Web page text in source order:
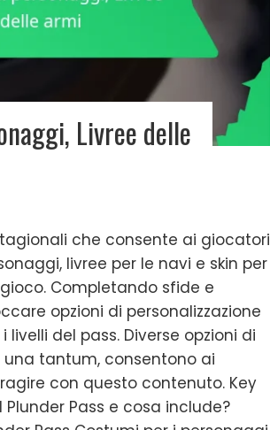
Livree delle
che consente ai giocatori
livree per le navi e skin per
Completando sfide e
opzioni di personalizzazione
del pass. Diverse opzioni di
tantum, consentono ai
con questo contenuto. Key
Pass e cosa include?